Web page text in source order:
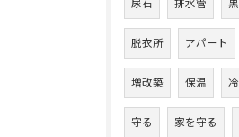
尿石 排水管
脱衣所 アパート
増改築 保温
守る 家を守る